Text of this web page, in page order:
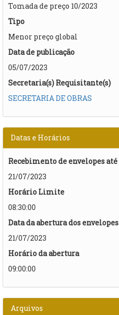
Tomada de preço 10/2023
Tipo
Menor preço global
Data de publicação
05/07/2023
Secretaria(s) Requisitante(s)
SECRETARIA DE OBRAS
Datas e Horários
Recebimento de envelopes até
21/07/2023
Horário Limite
08:30:00
Data da abertura dos envelopes
21/07/2023
Horário da abertura
09:00:00
Arquivos